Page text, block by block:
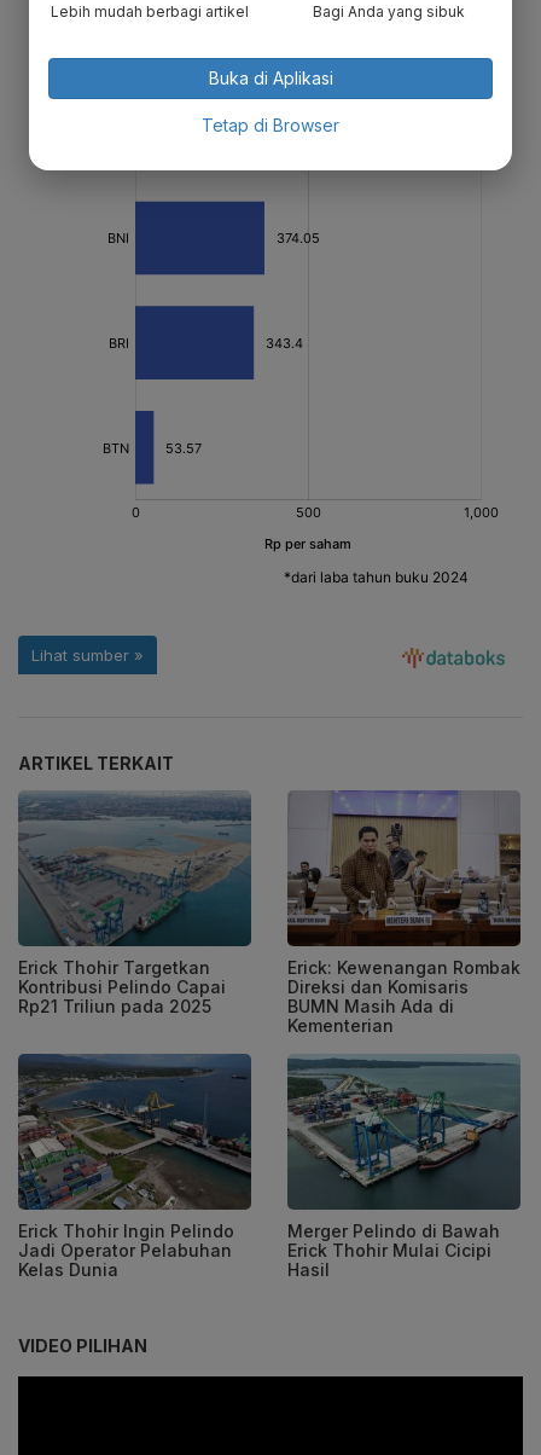
ARTIKEL TERKAIT
Erick Thohir Targetkan
Kontribusi Pelindo Capai
Rp21 Triliun pada 2025
Erick: Kewenangan Rombak
Direksi dan Komisaris
BUMN Masih Ada di
Kementerian
Erick Thohir Ingin Pelindo
Jadi Operator Pelabuhan
Kelas Dunia
Merger Pelindo di Bawah
Erick Thohir Mulai Cicipi
Hasil
VIDEO PILIHAN
Lebih mudah berbagi artikel Bagi Anda yang sibuk
Buka di Aplikasi
Tetap di Browser